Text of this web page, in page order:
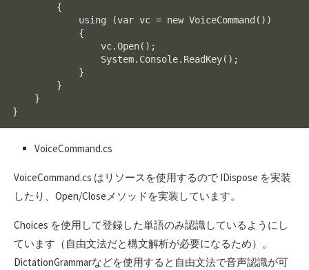
        {
            using (var vc = new VoiceCommand())
            {
                vc.Open();
                System.Console.ReadKey();
            }
        }
    }
VoiceCommand.cs
VoiceCommand.cs はリソースを使用するので IDispose を実装
したり、Open/Closeメソッドを実装しています。
Choices を使用して登録した単語のみ認識しているようにし
ています（自由文法だと構文解析が必要になるため）。
DictationGrammarなどを使用すると自由文法で音声認識が可